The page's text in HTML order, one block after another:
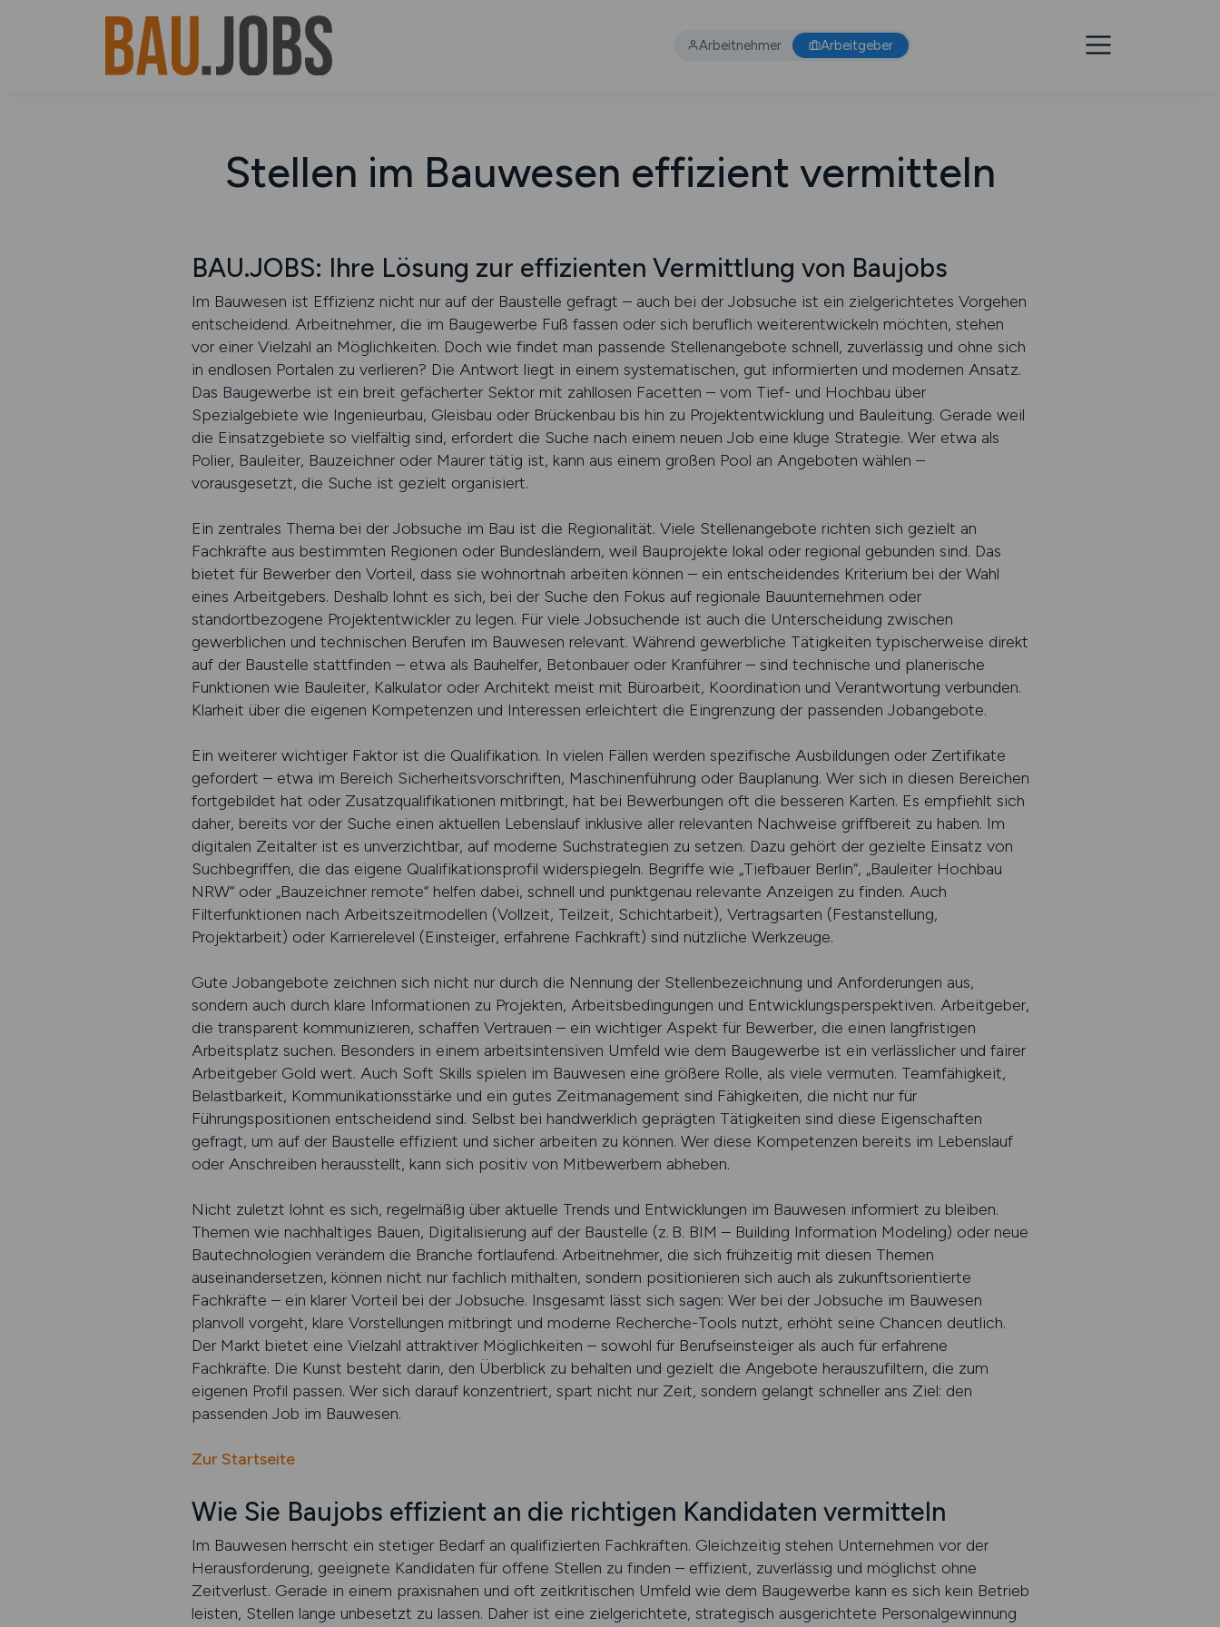
Arbeitnehmer Arbeitgeber
Stellen im Bauwesen effizient vermitteln
BAU.JOBS: Ihre Lösung zur effizienten Vermittlung von Baujobs
Im Bauwesen ist Effizienz nicht nur auf der Baustelle gefragt – auch bei der Jobsuche ist ein zielgerichtetes Vorgehen
entscheidend. Arbeitnehmer, die im Baugewerbe Fuß fassen oder sich beruflich weiterentwickeln möchten, stehen
vor einer Vielzahl an Möglichkeiten. Doch wie findet man passende Stellenangebote schnell, zuverlässig und ohne sich
in endlosen Portalen zu verlieren? Die Antwort liegt in einem systematischen, gut informierten und modernen Ansatz.
Das Baugewerbe ist ein breit gefächerter Sektor mit zahllosen Facetten – vom Tief- und Hochbau über
Spezialgebiete wie Ingenieurbau, Gleisbau oder Brückenbau bis hin zu Projektentwicklung und Bauleitung. Gerade weil
die Einsatzgebiete so vielfältig sind, erfordert die Suche nach einem neuen Job eine kluge Strategie. Wer etwa als
Polier, Bauleiter, Bauzeichner oder Maurer tätig ist, kann aus einem großen Pool an Angeboten wählen –
vorausgesetzt, die Suche ist gezielt organisiert.
Ein zentrales Thema bei der Jobsuche im Bau ist die Regionalität. Viele Stellenangebote richten sich gezielt an
Fachkräfte aus bestimmten Regionen oder Bundesländern, weil Bauprojekte lokal oder regional gebunden sind. Das
bietet für Bewerber den Vorteil, dass sie wohnortnah arbeiten können – ein entscheidendes Kriterium bei der Wahl
eines Arbeitgebers. Deshalb lohnt es sich, bei der Suche den Fokus auf regionale Bauunternehmen oder
standortbezogene Projektentwickler zu legen. Für viele Jobsuchende ist auch die Unterscheidung zwischen
gewerblichen und technischen Berufen im Bauwesen relevant. Während gewerbliche Tätigkeiten typischerweise direkt
auf der Baustelle stattfinden – etwa als Bauhelfer, Betonbauer oder Kranführer – sind technische und planerische
Funktionen wie Bauleiter, Kalkulator oder Architekt meist mit Büroarbeit, Koordination und Verantwortung verbunden.
Klarheit über die eigenen Kompetenzen und Interessen erleichtert die Eingrenzung der passenden Jobangebote.
Ein weiterer wichtiger Faktor ist die Qualifikation. In vielen Fällen werden spezifische Ausbildungen oder Zertifikate
gefordert – etwa im Bereich Sicherheitsvorschriften, Maschinenführung oder Bauplanung. Wer sich in diesen Bereichen
fortgebildet hat oder Zusatzqualifikationen mitbringt, hat bei Bewerbungen oft die besseren Karten. Es empfiehlt sich
daher, bereits vor der Suche einen aktuellen Lebenslauf inklusive aller relevanten Nachweise griffbereit zu haben. Im
digitalen Zeitalter ist es unverzichtbar, auf moderne Suchstrategien zu setzen. Dazu gehört der gezielte Einsatz von
Suchbegriffen, die das eigene Qualifikationsprofil widerspiegeln. Begriffe wie „Tiefbauer Berlin“, „Bauleiter Hochbau
NRW“ oder „Bauzeichner remote“ helfen dabei, schnell und punktgenau relevante Anzeigen zu finden. Auch
Filterfunktionen nach Arbeitszeitmodellen (Vollzeit, Teilzeit, Schichtarbeit), Vertragsarten (Festanstellung,
Projektarbeit) oder Karrierelevel (Einsteiger, erfahrene Fachkraft) sind nützliche Werkzeuge.
Gute Jobangebote zeichnen sich nicht nur durch die Nennung der Stellenbezeichnung und Anforderungen aus,
sondern auch durch klare Informationen zu Projekten, Arbeitsbedingungen und Entwicklungsperspektiven. Arbeitgeber,
die transparent kommunizieren, schaffen Vertrauen – ein wichtiger Aspekt für Bewerber, die einen langfristigen
Arbeitsplatz suchen. Besonders in einem arbeitsintensiven Umfeld wie dem Baugewerbe ist ein verlässlicher und fairer
Arbeitgeber Gold wert. Auch Soft Skills spielen im Bauwesen eine größere Rolle, als viele vermuten. Teamfähigkeit,
Belastbarkeit, Kommunikationsstärke und ein gutes Zeitmanagement sind Fähigkeiten, die nicht nur für
Führungspositionen entscheidend sind. Selbst bei handwerklich geprägten Tätigkeiten sind diese Eigenschaften
gefragt, um auf der Baustelle effizient und sicher arbeiten zu können. Wer diese Kompetenzen bereits im Lebenslauf
oder Anschreiben herausstellt, kann sich positiv von Mitbewerbern abheben.
Nicht zuletzt lohnt es sich, regelmäßig über aktuelle Trends und Entwicklungen im Bauwesen informiert zu bleiben.
Themen wie nachhaltiges Bauen, Digitalisierung auf der Baustelle (z. B. BIM – Building Information Modeling) oder neue
Bautechnologien verändern die Branche fortlaufend. Arbeitnehmer, die sich frühzeitig mit diesen Themen
auseinandersetzen, können nicht nur fachlich mithalten, sondern positionieren sich auch als zukunftsorientierte
Fachkräfte – ein klarer Vorteil bei der Jobsuche. Insgesamt lässt sich sagen: Wer bei der Jobsuche im Bauwesen
planvoll vorgeht, klare Vorstellungen mitbringt und moderne Recherche-Tools nutzt, erhöht seine Chancen deutlich.
Der Markt bietet eine Vielzahl attraktiver Möglichkeiten – sowohl für Berufseinsteiger als auch für erfahrene
Fachkräfte. Die Kunst besteht darin, den Überblick zu behalten und gezielt die Angebote herauszufiltern, die zum
eigenen Profil passen. Wer sich darauf konzentriert, spart nicht nur Zeit, sondern gelangt schneller ans Ziel: den
passenden Job im Bauwesen.
Zur Startseite
Wie Sie Baujobs effizient an die richtigen Kandidaten vermitteln
Im Bauwesen herrscht ein stetiger Bedarf an qualifizierten Fachkräften. Gleichzeitig stehen Unternehmen vor der
Herausforderung, geeignete Kandidaten für offene Stellen zu finden – effizient, zuverlässig und möglichst ohne
Zeitverlust. Gerade in einem praxisnahen und oft zeitkritischen Umfeld wie dem Baugewerbe kann es sich kein Betrieb
leisten, Stellen lange unbesetzt zu lassen. Daher ist eine zielgerichtete, strategisch ausgerichtete Personalgewinnung